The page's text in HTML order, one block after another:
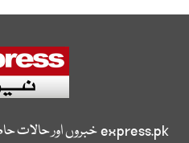
express.pkخبروں اور حالات